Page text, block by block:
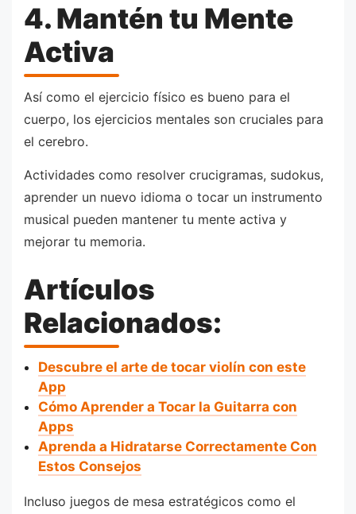
4. Mantén tu Mente
Activa
Así como el ejercicio físico es bueno para el
cuerpo, los ejercicios mentales son cruciales para
el cerebro.
Actividades como resolver crucigramas, sudokus,
aprender un nuevo idioma o tocar un instrumento
musical pueden mantener tu mente activa y
mejorar tu memoria.
Artículos
Relacionados:
Descubre el arte de tocar violín con este
App
Cómo Aprender a Tocar la Guitarra con
Apps
Aprenda a Hidratarse Correctamente Con
Estos Consejos
Incluso juegos de mesa estratégicos como el